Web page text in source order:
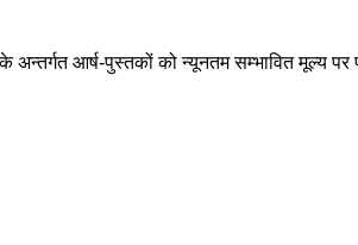
आर्ष-पुस्तकों को न्यूनतम सम्भावित मूल्य